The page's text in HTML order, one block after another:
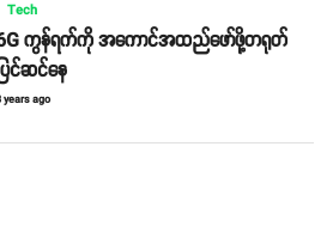
Tech
ကွန်ရက်ကို အကောင်အထည်ဖော်ဖို့တရုတ်
ြင်ဆင်နေ
years ago